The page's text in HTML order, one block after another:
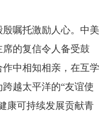
嘱托激励人心。中美
的复信令人备受鼓
中相知相亲，在互学
越太平洋的“友谊使
康可持续发展贡献青